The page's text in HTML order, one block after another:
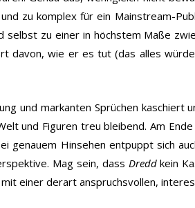
zu komplex für ein Mainstream-
selbst zu einer in höchstem Maße
davon, wie er es tut (das alles
und markanten Sprüchen
und Figuren treu bleibend. Am
genauem Hinsehen entpuppt sich
Mag sein, dass Dreddkein
einer derart anspruchsvollen,